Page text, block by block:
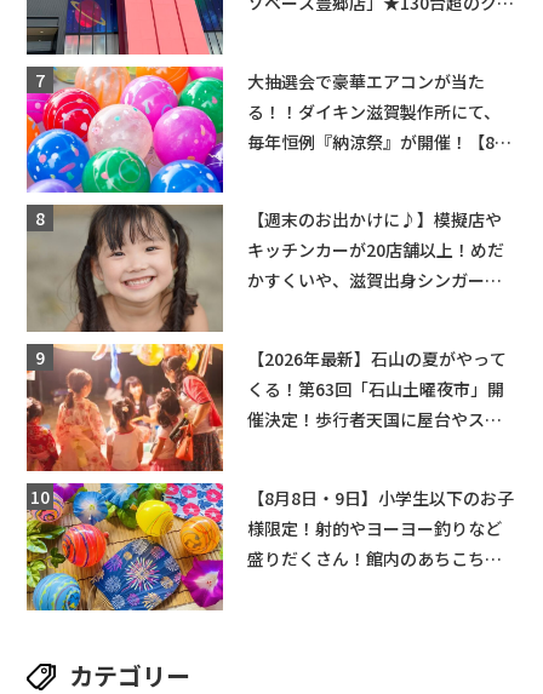
大抽選会で豪華エアコンが当た
る！！ダイキン滋賀製作所にて、
毎年恒例『納涼祭』が開催！【8月
【週末のお出かけに♪】模擬店や
キッチンカーが20店舗以上！めだ
かすくいや、滋賀出身シンガーソ
【2026年最新】石山の夏がやって
くる！第63回「石山土曜夜市」開
催決定！歩行者天国に屋台やステ
【8月8日・9日】小学生以下のお子
様限定！射的やヨーヨー釣りなど
盛りだくさん！館内のあちこちに
カテゴリー